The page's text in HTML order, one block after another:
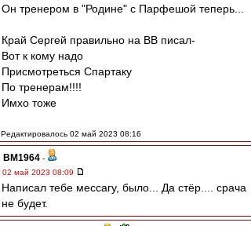
Он тренером в "Родине" с Парфешой теперь...
Край Сергей правильно на ВВ писал-
Вот к кому надо
Присмотреться Спартаку
По тренерам!!!!
Имхо тоже
Редактировалось 02 май 2023 08:16
BM1964 -
02 май 2023 08:09
Написал тебе мессагу, было... Да стёр.... срача
не будет.